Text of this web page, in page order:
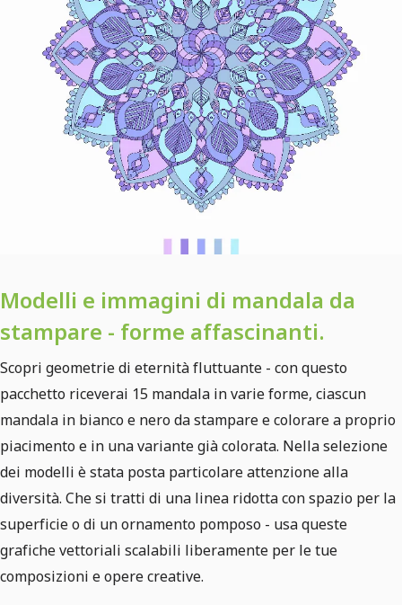
Modelli e immagini di mandala da
stampare - forme affascinanti.
Scopri geometrie di eternità fluttuante - con questo
pacchetto riceverai 15 mandala in varie forme, ciascun
mandala in bianco e nero da stampare e colorare a proprio
piacimento e in una variante già colorata. Nella selezione
dei modelli è stata posta particolare attenzione alla
diversità. Che si tratti di una linea ridotta con spazio per la
superficie o di un ornamento pomposo - usa queste
grafiche vettoriali scalabili liberamente per le tue
composizioni e opere creative.